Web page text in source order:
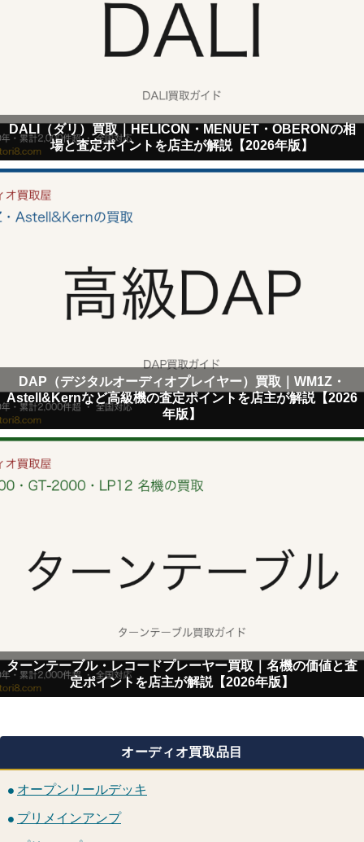
DALI（ダリ）買取｜HELICON・MENUET・OBERONの相
場と査定ポイントを店主が解説【2026年版】
DAP（デジタルオーディオプレイヤー）買取｜WM1Z・
Astell&Kernなど高級機の査定ポイントを店主が解説【2026
年版】
ターンテーブル・レコードプレーヤー買取｜名機の価値と査
定ポイントを店主が解説【2026年版】
オーディオ買取品目
オープンリールデッキ
プリメインアンプ